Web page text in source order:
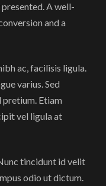
A well-
and a
ac, facilisis ligula.
varius. Sed
pretium. Etiam
vel ligula at
tincidunt id velit
odio ut dictum.